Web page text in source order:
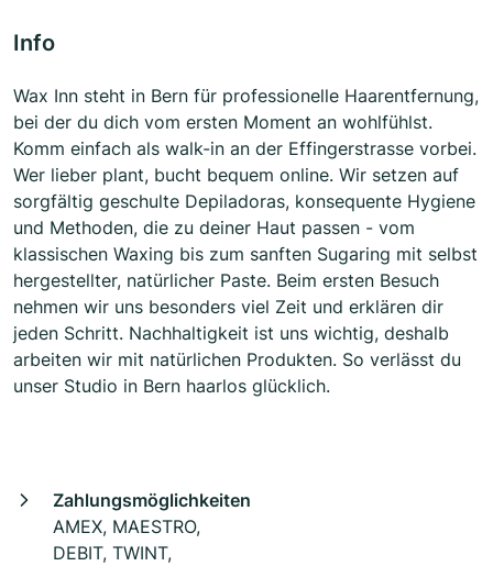
Info
Wax Inn steht in Bern für professionelle Haarentfernung,
bei der du dich vom ersten Moment an wohlfühlst.
Komm einfach als walk-in an der Effingerstrasse vorbei.
Wer lieber plant, bucht bequem online. Wir setzen auf
sorgfältig geschulte Depiladoras, konsequente Hygiene
und Methoden, die zu deiner Haut passen - vom
klassischen Waxing bis zum sanften Sugaring mit selbst
hergestellter, natürlicher Paste. Beim ersten Besuch
nehmen wir uns besonders viel Zeit und erklären dir
jeden Schritt. Nachhaltigkeit ist uns wichtig, deshalb
arbeiten wir mit natürlichen Produkten. So verlässt du
unser Studio in Bern haarlos glücklich.
Zahlungsmöglichkeiten
AMEX, MAESTRO,
DEBIT, TWINT,